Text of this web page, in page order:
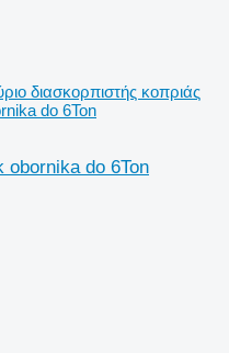
διασκορπιστής κοπριάς
do 6Ton
obornika do 6Ton